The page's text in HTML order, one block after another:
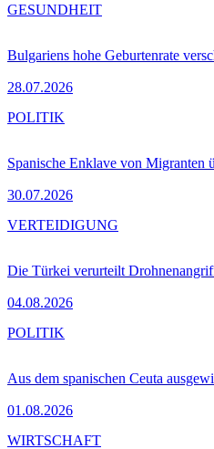
Bulgariens hohe Geburtenrate
28.07.2026
GESUNDHEIT
Spanische Enklave von Migranten
30.07.2026
POLITIK
Die Türkei verurteilt
04.08.2026
VERTEIDIGUNG
Aus dem spanischen Ceuta
01.08.2026
POLITIK
WIRTSCHAFT